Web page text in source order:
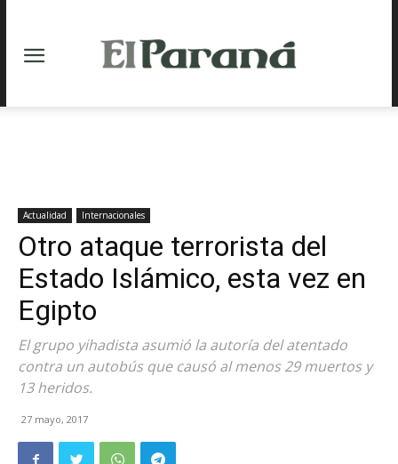
Actualidad Internacionales
Otro ataque terrorista del
Estado Islámico, esta vez en
Egipto
El grupo yihadista asumió la autoría del atentado
contra un autobús que causó al menos 29 muertos y
13 heridos.
27 mayo, 2017